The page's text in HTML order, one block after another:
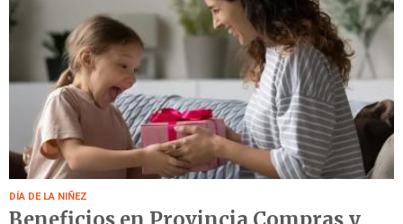
DÍA DE LA NIÑEZ